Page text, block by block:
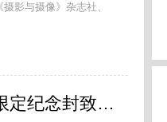
影与摄像》杂志社、
北京中轴线泰安里博物馆临时邮局启幕，限定纪念封致敬申遗成功两周年